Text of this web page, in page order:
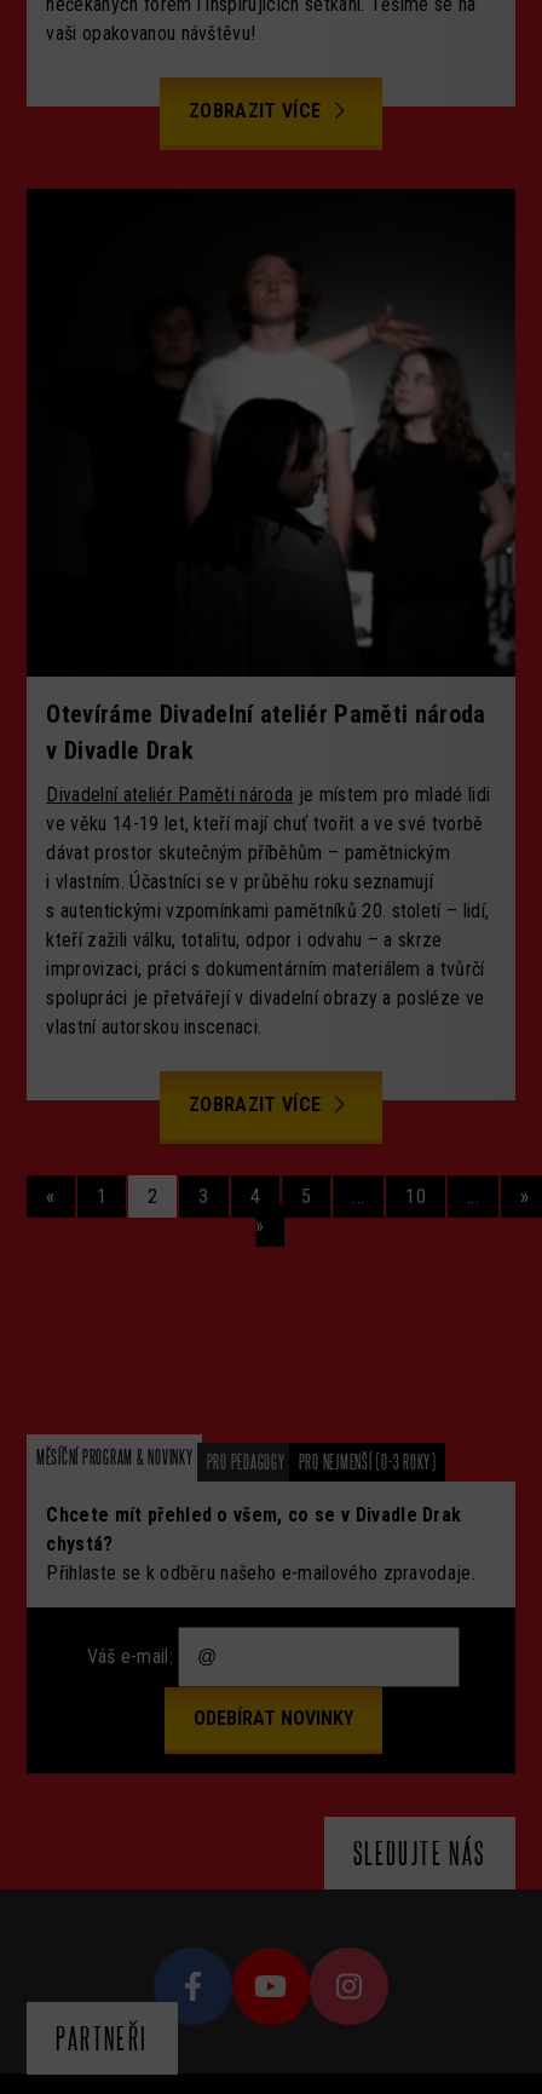
vaši opakovanou návštěvu!
ZOBRAZIT VÍCE
Otevíráme Divadelní ateliér Paměti národa
v Divadle Drak
Divadelní ateliér Paměti národa je místem pro mladé lidi
ve věku 14-19 let, kteří mají chuť tvořit a ve své tvorbě
dávat prostor skutečným příběhům – pamětnickým
i vlastním. Účastníci se v průběhu roku seznamují
s autentickými vzpomínkami pamětníků 20. století – lidí,
kteří zažili válku, totalitu, odpor i odvahu – a skrze
improvizaci, práci s dokumentárním materiálem a tvůrčí
spolupráci je přetvářejí v divadelní obrazy a posléze ve
vlastní autorskou inscenaci.
ZOBRAZIT VÍCE
« 1 2 3 4 5 10
»
»
MĚSÍČNÍ PROGRAM & NOVINKY PRO PEDAGOGY PRO NEJMENŠÍ (0-3 ROKY)
Chcete mít přehled o všem, co se v Divadle Drak
chystá?
Přihlaste se k odběru našeho e-mailového zpravodaje.
Váš e-mail:
SLEDUJTE NÁS
PARTNEŘI